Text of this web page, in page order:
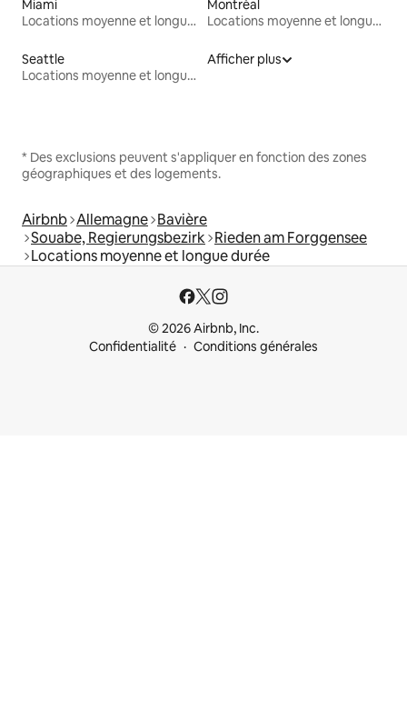
Miami
Locations moyenne et longue durée
Montréal
Locations moyenne et longue durée
Seattle
Locations moyenne et longue durée
Afficher plus
* Des exclusions peuvent s'appliquer en fonction des zones
géographiques et des logements.
Airbnb Allemagne Bavière
Souabe, Regierungsbezirk Rieden am Forggensee
Locations moyenne et longue durée
© 2026 Airbnb, Inc.
Confidentialité
Conditions générales